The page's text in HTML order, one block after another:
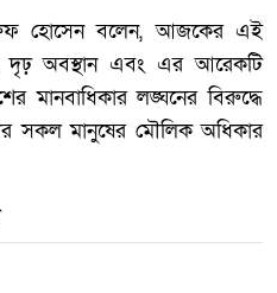
হোসেন বলেন, আজকের এই
দৃঢ় অবস্থান এবং এর আরেকটি
মানবাধিকার লঙ্ঘনের বিরুদ্ধে
সকল মানুষের মৌলিক অধিকার